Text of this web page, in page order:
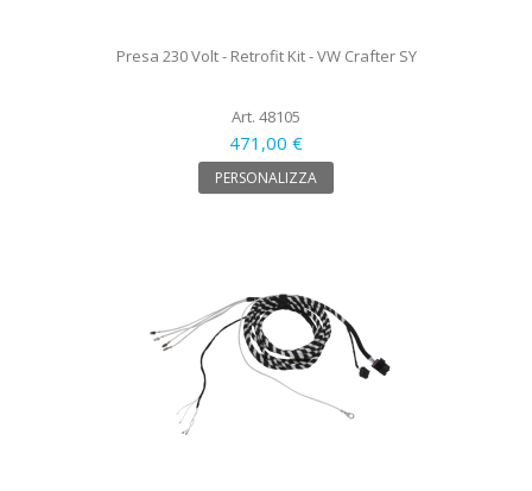
Presa 230 Volt - Retrofit Kit - VW Crafter SY
Art. 48105
471,00 €
PERSONALIZZA